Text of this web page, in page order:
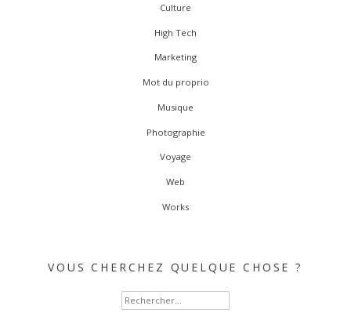
Culture
High Tech
Marketing
Mot du proprio
Musique
Photographie
Voyage
Web
Works
VOUS CHERCHEZ QUELQUE CHOSE ?
Rechercher :